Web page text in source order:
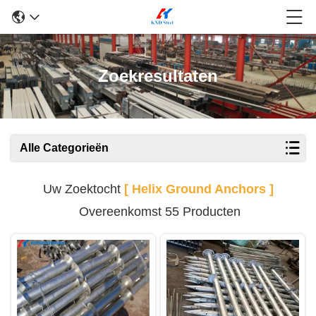
Zoekresultaten
Alle Categorieën
Uw Zoektocht [ Helix Ground Anchors ]
Overeenkomst 55 Producten